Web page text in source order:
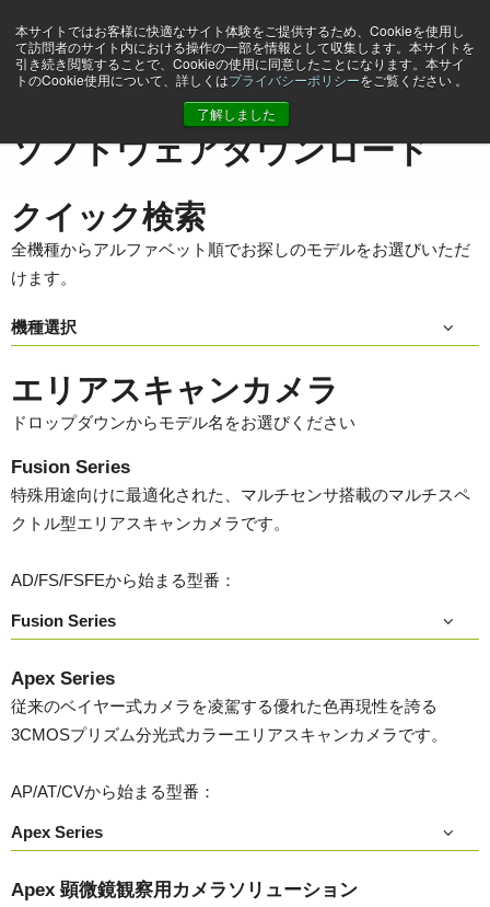
本サイトではお客様に快適なサイト体験をご提供するため、Cookieを使用し
て訪問者のサイト内における操作の一部を情報として収集します。本サイトを
引き続き閲覧することで、Cookieの使用に同意したことになります。本サイ
トのCookie使用について、詳しくはプライバシーポリシーをご覧ください 。
了解しました
ソフトウェアダウンロード
ソフトウェアダウンロード
クイック検索
全機種からアルファベット順でお探しのモデルをお選びいただ
けます。
機種選択
エリアスキャンカメラ
ドロップダウンからモデル名をお選びください
Fusion Series
特殊用途向けに最適化された、マルチセンサ搭載のマルチスペ
クトル型エリアスキャンカメラです。
AD/FS/FSFEから始まる型番：
Fusion Series
Apex Series
従来のベイヤー式カメラを凌駕する優れた色再現性を誇る
3CMOSプリズム分光式カラーエリアスキャンカメラです。
AP/AT/CVから始まる型番：
Apex Series
Apex 顕微鏡観察用カメラソリューション